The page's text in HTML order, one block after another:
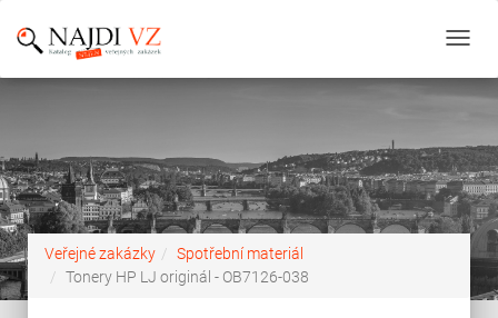
Veřejné zakázky
Spotřební materiál
Tonery HP LJ originál - OB7126-038